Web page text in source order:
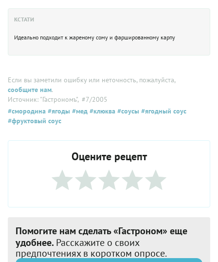
КСТАТИ
Идеально подходит к жареному сому и фаршированному карпу
Если вы заметили ошибку или неточность, пожалуйста,
сообщите нам.
Источник: "Гастрономъ", #7/2005
#смородина #ягоды #мед #клюква #соусы #ягодный соус
#фруктовый соус
Оцените рецепт
Помогите нам сделать «Гастроном» еще
удобнее. Расскажите о своих
предпочтениях в коротком опросе.